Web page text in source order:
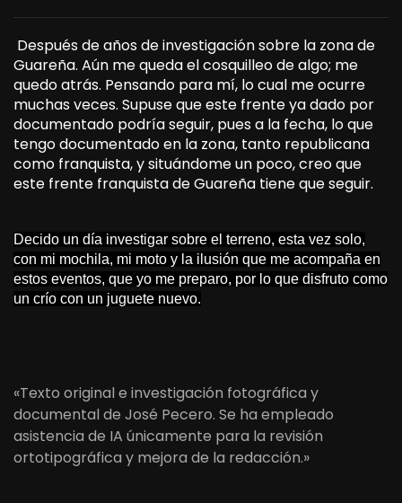
Después de años de investigación sobre la zona de
Guareña. Aún me queda el cosquilleo de algo; me
quedo atrás. Pensando para mí, lo cual me ocurre
muchas veces. Supuse que este frente ya dado por
documentado podría seguir, pues a la fecha, lo que
tengo documentado en la zona, tanto republicana
como franquista, y situándome un poco, creo que
este frente franquista de Guareña tiene que seguir.
Decido un día investigar sobre el terreno, esta vez solo,
con mi mochila, mi moto y la ilusión que me acompaña en
estos eventos, que yo me preparo, por lo que disfruto como
un crío con un juguete nuevo.
«Texto original e investigación fotográfica y
documental de José Pecero. Se ha empleado
asistencia de IA únicamente para la revisión
ortotipográfica y mejora de la redacción.»